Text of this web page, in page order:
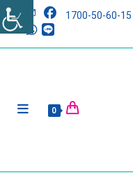
0